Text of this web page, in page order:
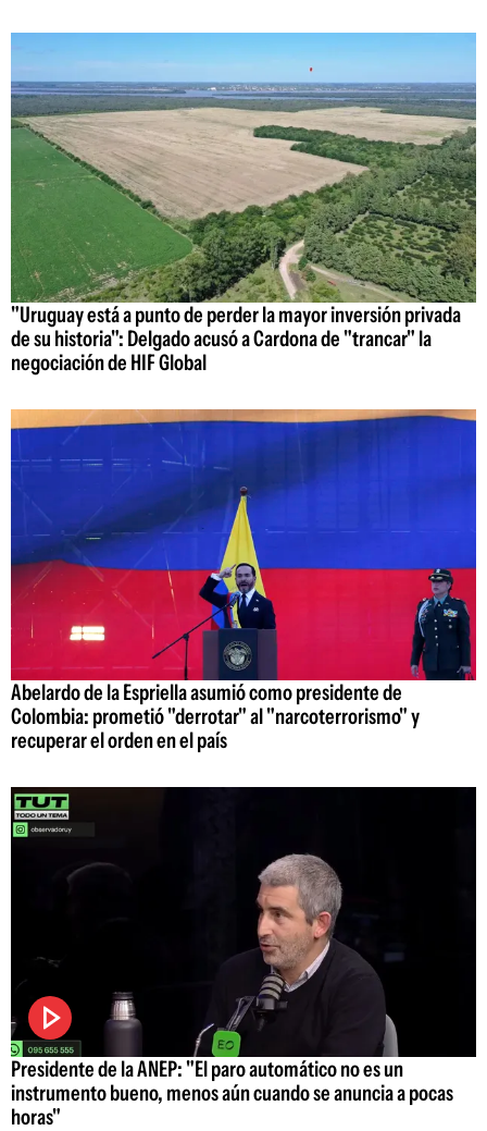
"Uruguay está a punto de perder la mayor inversión privada
de su historia": Delgado acusó a Cardona de "trancar" la
negociación de HIF Global
Abelardo de la Espriella asumió como presidente de
Colombia: prometió "derrotar" al "narcoterrorismo" y
recuperar el orden en el país
Presidente de la ANEP: "El paro automático no es un
instrumento bueno, menos aún cuando se anuncia a pocas
horas"